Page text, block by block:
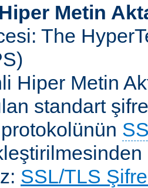
Metin
The
Hiper Metin
standart
SSL/TLS